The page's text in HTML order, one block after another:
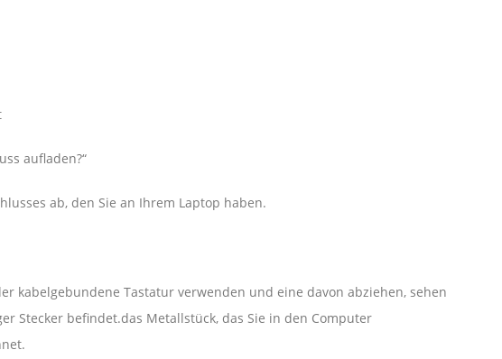
aufladen?“
ab, den Sie an Ihrem Laptop haben.
kabelgebundene Tastatur verwenden und eine davon abziehen, sehen
Stecker befindet.das Metallstück, das Sie in den Computer